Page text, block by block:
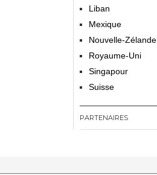
Liban
Mexique
Nouvelle-Zélande
Royaume-Uni
Singapour
Suisse
PARTENAIRES